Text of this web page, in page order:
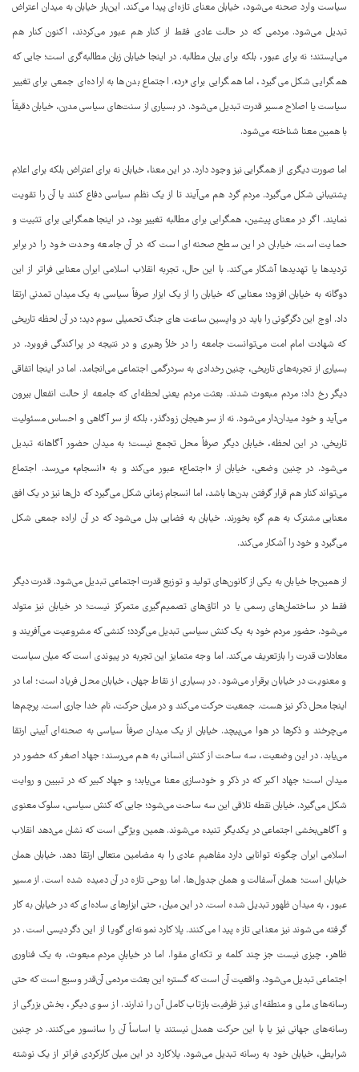
سیاست وارد صحنه می‌شود، خیابان معنای تازه‌ای پیدا می‌کند. این‌بار خیابان به میدان اعتراض
تبدیل می‌شود. مردمی که در حالت عادی فقط از کنار هم عبور می‌کردند، اکنون کنار هم
می‌ایستند؛ نه برای عبور، بلکه برای بیان مطالبه. در اینجا خیابان زبان مطالبه‌گری است؛ جایی که
همگرایی شکل می‌گیرد، اما همگرایی برای «رد». اجتماع بدن‌ها به اراده‌ای جمعی برای تغییر
سیاست یا اصلاح مسیر قدرت تبدیل می‌شود. در بسیاری از سنت‌های سیاسی مدرن، خیابان دقیقاً
با همین معنا شناخته می‌شود.
اما صورت دیگری از همگرایی نیز وجود دارد. در این معنا، خیابان نه برای اعتراض بلکه برای اعلام
پشتیبانی شکل می‌گیرد. مردم گرد هم می‌آیند تا از یک نظم سیاسی دفاع کنند یا آن را تقویت
نمایند. اگر در معنای پیشین، همگرایی برای مطالبه تغییر بود، در اینجا همگرایی برای تثبیت و
حمایت است. خیابان در این سطح صحنه‌ای است که در آن جامعه وحدت خود را در برابر
تردیدها یا تهدیدها آشکار می‌کند. با این حال، تجربه انقلاب اسلامی ایران معنایی فراتر از این
دوگانه به خیابان افزود؛ معنایی که خیابان را از یک ابزار صرفاً سیاسی به یک میدان تمدنی ارتقا
داد. اوج این دگرگونی را باید در واپسین ساعت های جنگ تحمیلی سوم دید؛ در آن لحظه تاریخی
که شهادت امام امت می‌توانست جامعه را در خلأ رهبری و در نتیجه در پراکندگی فروبرد. در
بسیاری از تجربه‌های تاریخی، چنین رخدادی به سردرگمی اجتماعی می‌انجامد. اما در اینجا اتفاقی
دیگر رخ داد: مردم مبعوث شدند. بعثت مردم یعنی لحظه‌ای که جامعه از حالت انفعال بیرون
می‌آید و خود میدان‌دار می‌شود. نه از سر هیجان زودگذر، بلکه از سر آگاهی و احساس مسئولیت
تاریخی. در این لحظه، خیابان دیگر صرفاً محل تجمع نیست؛ به میدان حضور آگاهانه تبدیل
می‌شود. در چنین وضعی، خیابان از «اجتماع» عبور می‌کند و به «انسجام» می‌رسد. اجتماع
می‌تواند کنار هم قرار گرفتن بدن‌ها باشد، اما انسجام زمانی شکل می‌گیرد که دل‌ها نیز در یک افق
معنایی مشترک به هم گره بخورند. خیابان به فضایی بدل می‌شود که در آن اراده جمعی شکل
می‌گیرد و خود را آشکار می‌کند.
از همین‌جا خیابان به یکی از کانون‌های تولید و توزیع قدرت اجتماعی تبدیل می‌شود. قدرت دیگر
فقط در ساختمان‌های رسمی یا در اتاق‌های تصمیم‌گیری متمرکز نیست؛ در خیابان نیز متولد
می‌شود. حضور مردم خود به یک کنش سیاسی تبدیل می‌گردد؛ کنشی که مشروعیت می‌آفریند و
معادلات قدرت را بازتعریف می‌کند. اما وجه متمایز این تجربه در پیوندی است که میان سیاست
و معنویت در خیابان برقرار می‌شود. در بسیاری از نقاط جهان، خیابان محل فریاد است؛ اما در
اینجا محل ذکر نیز هست. جمعیت حرکت می‌کند و در میان حرکت، نام خدا جاری است. پرچم‌ها
می‌چرخند و ذکرها در هوا می‌پیچد. خیابان از یک میدان صرفاً سیاسی به صحنه‌ای آیینی ارتقا
می‌یابد. در این وضعیت، سه ساحت از کنش انسانی به هم می‌رسند: جهاد اصغر که حضور در
میدان است؛ جهاد اکبر که در ذکر و خودسازی معنا می‌یابد؛ و جهاد کبیر که در تبیین و روایت
شکل می‌گیرد. خیابان نقطه تلاقی این سه ساحت می‌شود؛ جایی که کنش سیاسی، سلوک معنوی
و آگاهی‌بخشی اجتماعی در یکدیگر تنیده می‌شوند. همین ویژگی است که نشان می‌دهد انقلاب
اسلامی ایران چگونه توانایی دارد مفاهیم عادی را به مضامین متعالی ارتقا دهد. خیابان همان
خیابان است؛ همان آسفالت و همان جدول‌ها. اما روحی تازه در آن دمیده شده است. از مسیر
عبور، به میدان ظهور تبدیل شده است. در این میان، حتی ابزارهای ساده‌ای که در خیابان به کار
گرفته می‌شوند نیز معنایی تازه پیدا می‌کنند. پلاکارد نمونه‌ای گویا از این دگردیسی است. در
ظاهر، چیزی نیست جز چند کلمه بر تکه‌ای مقوا. اما در خیابانِ مردم مبعوث، به یک فناوری
اجتماعی تبدیل می‌شود. واقعیت آن است که گستره این بعثت مردمی آن‌قدر وسیع است که حتی
رسانه‌های ملی و منطقه‌ای نیز ظرفیت بازتاب کامل آن را ندارند. از سوی دیگر، بخش بزرگی از
رسانه‌های جهانی نیز یا با این حرکت همدل نیستند یا اساساً آن را سانسور می‌کنند. در چنین
شرایطی، خیابان خود به رسانه تبدیل می‌شود. پلاکارد در این میان کارکردی فراتر از یک نوشته